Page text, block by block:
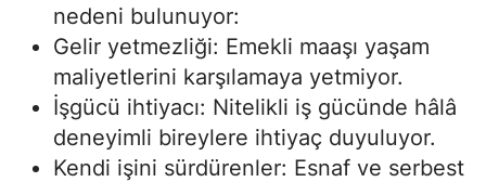
nedeni bulunuyor:
Gelir yetmezliği: Emekli maaşı yaşam
maliyetlerini karşılamaya yetmiyor.
İşgücü ihtiyacı: Nitelikli iş gücünde hâlâ
deneyimli bireylere ihtiyaç duyuluyor.
Kendi işini sürdürenler: Esnaf ve serbest